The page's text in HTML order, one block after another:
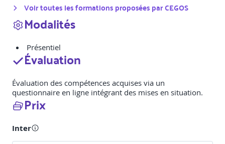
Voir toutes les formations proposées parCEGOS
Modalités
Présentiel
Évaluation
Évaluation des compétences acquises via un
questionnaire en ligne intégrant des mises en situation.
Prix
Inter